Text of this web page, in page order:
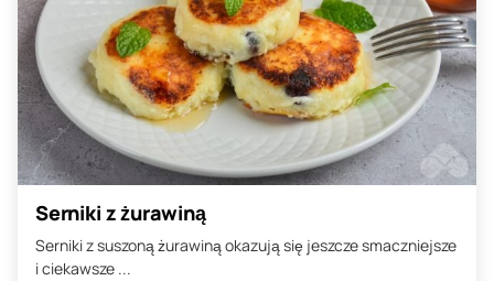
Serniki z żurawiną
Serniki z suszoną żurawiną okazują się jeszcze smaczniejsze
i ciekawsze ...